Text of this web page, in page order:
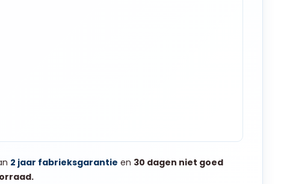
2 jaar fabrieksgarantie en 30 dagen niet goed